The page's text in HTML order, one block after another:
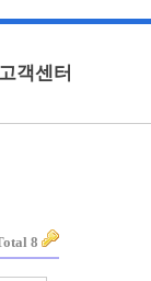
고객센터
8